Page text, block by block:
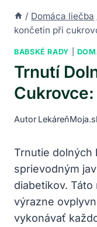
/ Domáca liečba
končetin při
BABSKÉ RADY
Trnutí
Autor
Trnutie dolných
sprievodným
diabetikov.
výrazne
vykonávať